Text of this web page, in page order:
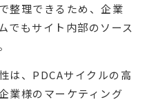
整理できるため、企業
でもサイト内部のソース
は、PDCAサイクルの高
業様のマーケティング